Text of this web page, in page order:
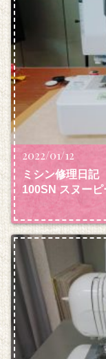
2022/01/12
ミシン修理日記
100SN スヌーピ